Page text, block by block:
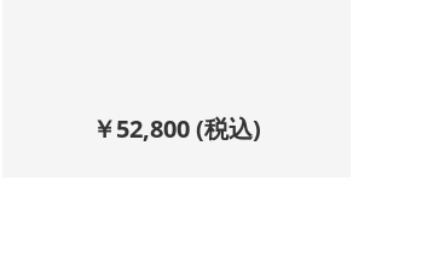
￥52,800(税込)